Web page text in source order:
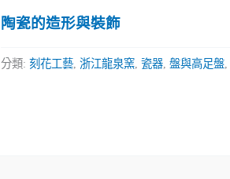
陶瓷的造形與裝飾
分類: 刻花工藝 浙江龍泉窯 瓷器 盤與高足盤